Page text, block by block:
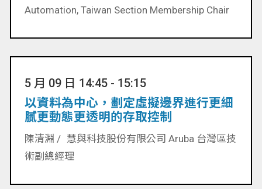
Automation, Taiwan Section Membership Chair
5 月 09 日 14:45 - 15:15
以資料為中心，劃定虛擬邊界進行更細
膩更動態更透明的存取控制
陳清淵 / 慧與科技股份有限公司 Aruba 台灣區技
術副總經理